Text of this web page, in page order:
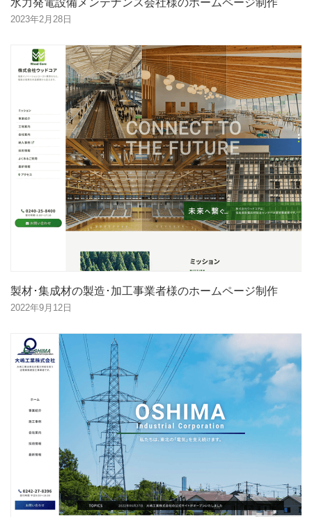
水力発電設備メンテナンス会社様のホームページ制作
2023年2月28日
製材･集成材の製造･加工事業者様のホームページ制作
2022年9月12日